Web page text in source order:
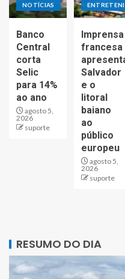
NOTÍCIAS
Banco
Central
corta
Selic
para 14%
ao ano
agosto 5,
2026
suporte
Imprensa
francesa
Salvador
e o
litoral
baiano
ao
público
europeu
agosto 5,
2026
suporte
RESUMO DO DIA